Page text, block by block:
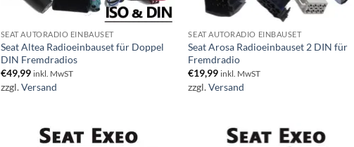
SEAT AUTORADIO EINBAUSET
Seat Altea Radioeinbauset für Doppel
DIN Fremdradios
€49,99 inkl. MwST
zzgl.Versand
SEAT AUTORADIO EINBAUSET
Seat Arosa Radioeinbauset 2 DIN für
Fremdradio
€19,99 inkl. MwST
zzgl.Versand